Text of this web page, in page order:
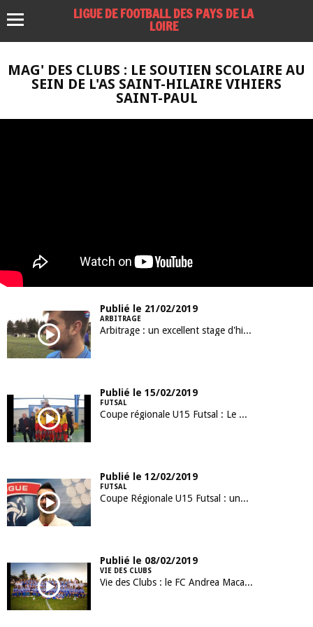
LIGUE DE FOOTBALL DES PAYS DE LA
LOIRE
MAG' DES CLUBS : LE SOUTIEN SCOLAIRE AU
SEIN DE L'AS SAINT-HILAIRE VIHIERS
SAINT-PAUL
Publié le 21/02/2019
ARBITRAGE
Arbitrage : un excellent stage d'hiver à St Brévin !
Publié le 15/02/2019
FUTSAL
Coupe régionale U15 Futsal : Le Mans remporte le trophée !
Publié le 12/02/2019
FUTSAL
Coupe Régionale U15 Futsal : une première édition réussie !
Publié le 08/02/2019
VIE DES CLUBS
Vie des Clubs : le FC Andrea Macairois en mode "Coupe du Monde 2019"